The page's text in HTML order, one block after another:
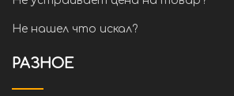
Не нашел что искал?
РАЗНОЕ